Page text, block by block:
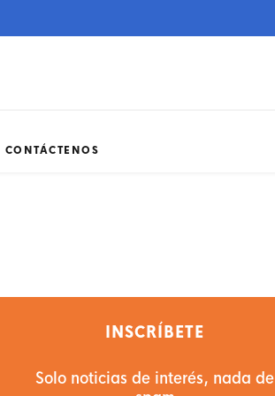
CONTÁCTENOS
INSCRÍBETE
Solo noticias de interés, nada de